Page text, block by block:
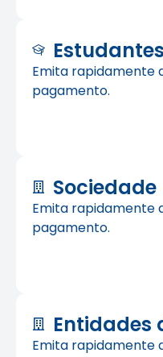
Estudantes
Emita rapidamente
pagamento.
Sociedade
Emita rapidamente
pagamento.
Entidades
Emita rapidamente